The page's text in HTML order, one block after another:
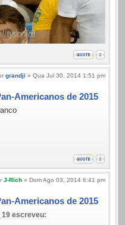
grandji » Qua Jul 30, 2014 1:51 pm
Americanos de 2015
J-Rich » Dom Ago 03, 2014 6:41 pm
Americanos de 2015
escreveu: